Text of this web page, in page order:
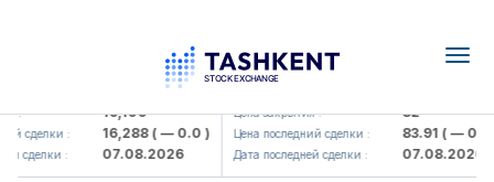
16,100
сделки : 16,288( — 0.0 )
сделки : 07.08.2026
KFSK (<Kafolat sug'urta
Цена закрытия : 82
Цена последний сделки : 83.91( — 0.0 )
Дата последней сделки : 07.08.2026